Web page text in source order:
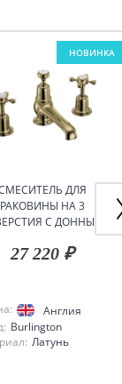
НОВИНКА
ДЛЯ
РАКОВИНЫ НА 3
С ДОННЫМ
27 220 ₽
Англия
Burlington
Латунь